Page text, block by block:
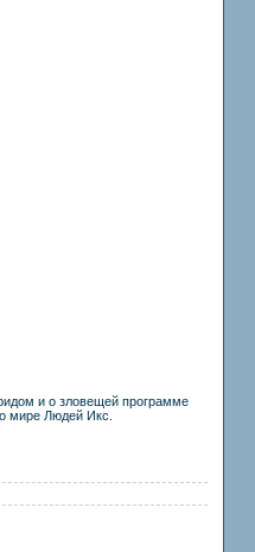
и о зловещей программе
мире Людей Икс.